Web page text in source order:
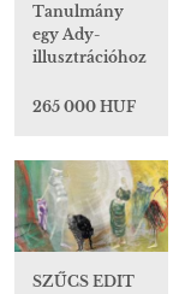
Tanulmány
egy Ady-
illusztrációhoz
265 000 HUF
SZŰCS EDIT